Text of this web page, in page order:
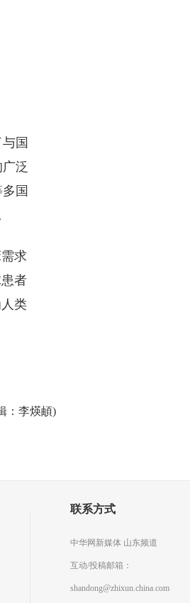
国
泛
国
求
者
类
：李煐頔)
联系方式
中华网新媒体 山东频道
互动/投稿邮箱：
shandong@zhixun.china.com